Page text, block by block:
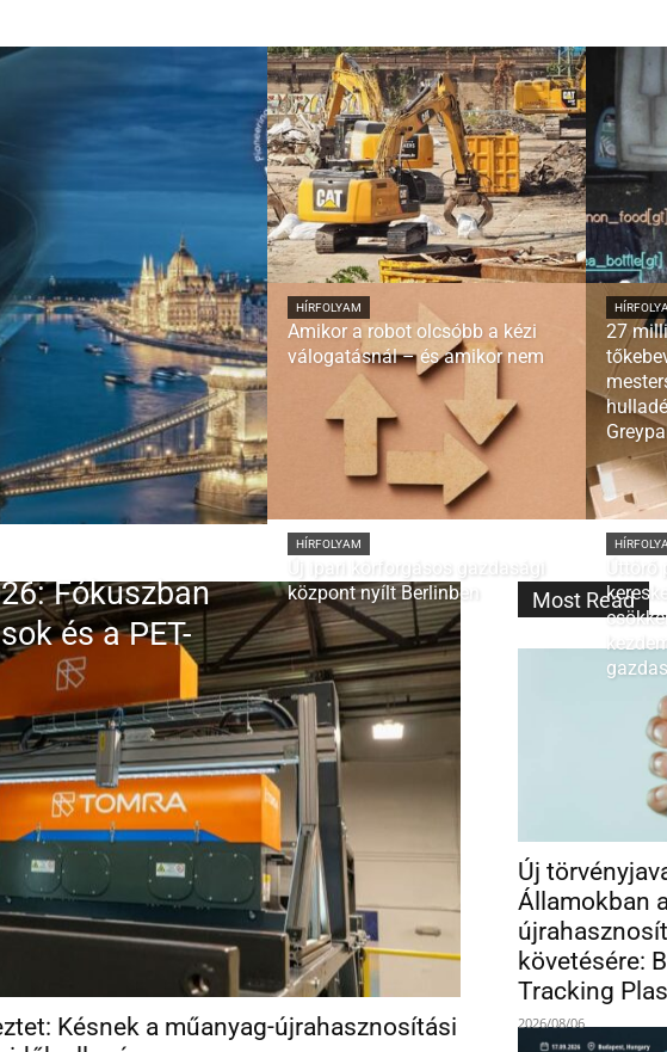
Fókuszban
és a PET-
HÍRFOLYAM
Amikor a robot olcsóbb a kézi
válogatásnál – és amikor nem
27
HÍRFOLYAM
Új ipari körforgásos gazdasági
központ nyílt Berlinben
Úttörő
Késnek a műanyag-újrahasznosítási
Most Read
Új
Államokban
követésére:
Tracking
2026/08/06